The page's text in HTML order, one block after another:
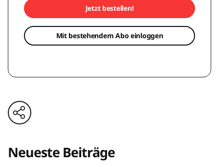
Jetzt bestellen!
Mit bestehendem Abo einloggen
Neueste Beiträge